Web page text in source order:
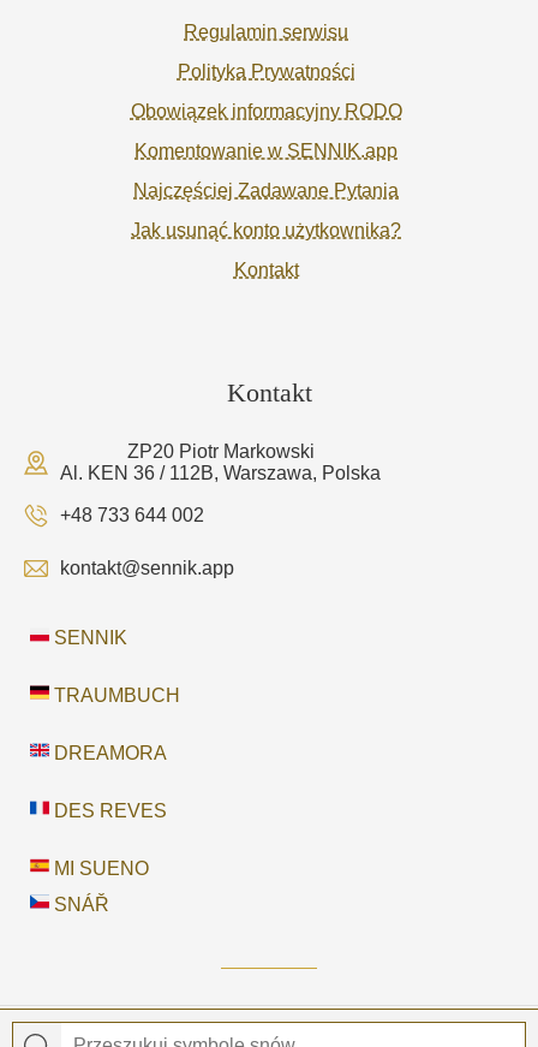
Regulamin serwisu
Polityka Prywatności
Obowiązek informacyjny RODO
Komentowanie w SENNIK.app
Najczęściej Zadawane Pytania
Jak usunąć konto użytkownika?
Kontakt
Kontakt
ZP20 Piotr Markowski
Al. KEN 36 / 112B, Warszawa, Polska
+48 733 644 002
kontakt@sennik.app
SENNIK
TRAUMBUCH
DREAMORA
DES REVES
MI SUENO
SNÁŘ